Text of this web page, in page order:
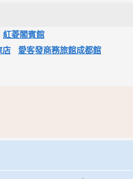
紅菱閣賓館
店
愛客發商務旅館成都館